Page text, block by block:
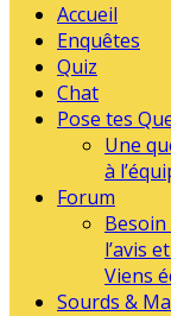
Accueil
Enquêtes
Quiz
Chat
Pose tes
Une
à
Forum
l’avis
Viens
Sourds &